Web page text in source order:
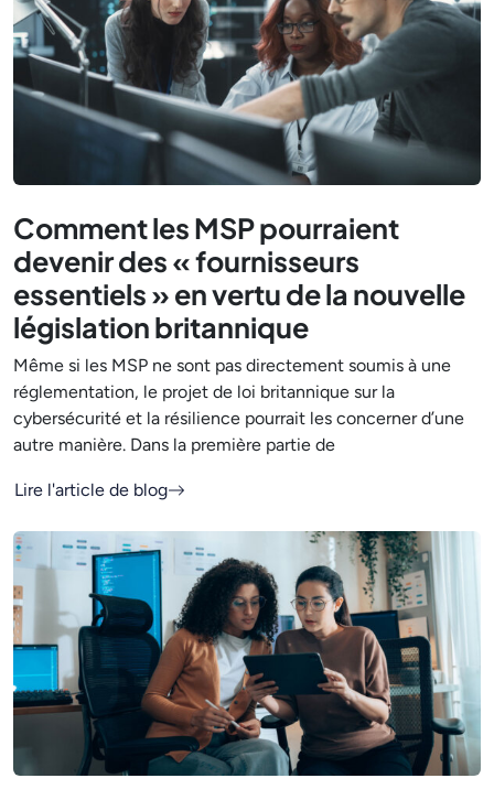
Comment les MSP pourraient
devenir des « fournisseurs
essentiels » en vertu de la nouvelle
législation britannique
Même si les MSP ne sont pas directement soumis à une
réglementation, le projet de loi britannique sur la
cybersécurité et la résilience pourrait les concerner d’une
autre manière. Dans la première partie de
Lire l'article de blog